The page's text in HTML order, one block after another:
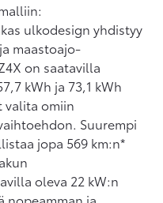
ulkodesign yhdistyy
maastoajo-
on saatavilla
kWh ja 73,1 kWh
omiin
Suurempi
jopa 569 km:n*
oleva 22 kW:n